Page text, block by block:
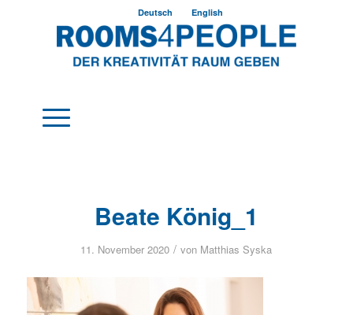
Deutsch English
Beate König_1
11. November 2020 / von Matthias Syska